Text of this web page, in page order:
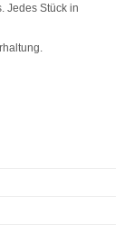
Jedes Stück in